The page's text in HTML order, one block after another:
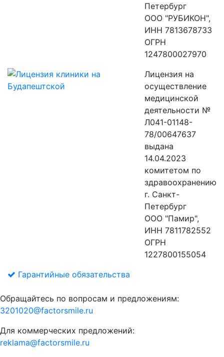
Петербург
ООО "РУБИКОН",
ИНН 7813678733
ОГРН
1247800027970
Лицензия на
осуществление
медицинской
деятельности №
Л041-01148-
78/00647637
выдана
14.04.2023
комитетом по
здравоохранению
г. Санкт-
Петербург
ООО "Памир",
ИНН 7811782552
ОГРН
1227800155054
Гарантийные обязательства
Обращайтесь по вопросам и предложениям:
3201020@factorsmile.ru
Для коммерческих предложений:
reklama@factorsmile.ru